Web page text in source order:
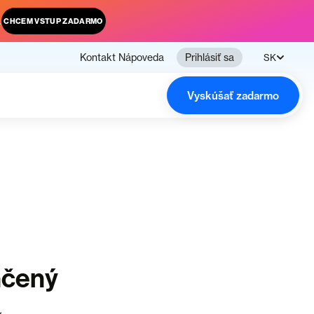
CHCEM VSTUP ZADARMO
Kontakt Nápoveda Prihlásiť sa SK
Vyskúšať zadarmo